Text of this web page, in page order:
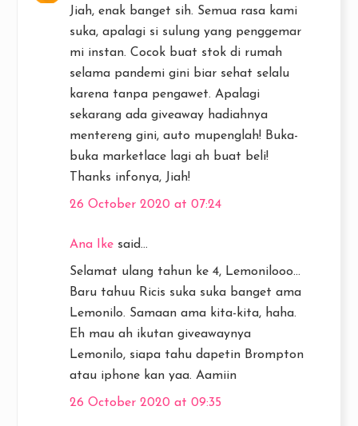
Jiah, enak banget sih. Semua rasa kami
suka, apalagi si sulung yang penggemar
mi instan. Cocok buat stok di rumah
selama pandemi gini biar sehat selalu
karena tanpa pengawet. Apalagi
sekarang ada giveaway hadiahnya
mentereng gini, auto mupenglah! Buka-
buka marketlace lagi ah buat beli!
Thanks infonya, Jiah!
26 October 2020 at 07:24
Ana Ike said...
Selamat ulang tahun ke 4, Lemonilooo...
Baru tahuu Ricis suka suka banget ama
Lemonilo. Samaan ama kita-kita, haha.
Eh mau ah ikutan giveawaynya
Lemonilo, siapa tahu dapetin Brompton
atau iphone kan yaa. Aamiin
26 October 2020 at 09:35